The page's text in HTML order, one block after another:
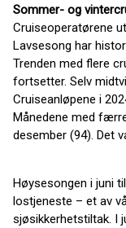
Sommer- og
Cruiseoperatørene
Lavsesong har
Trenden med flere
fortsetter. Selv
Cruiseanløpene i
Månedene med
desember (94). Det
Høysesongen i juni
lostjeneste – et av
sjøsikkerhetstiltak. I